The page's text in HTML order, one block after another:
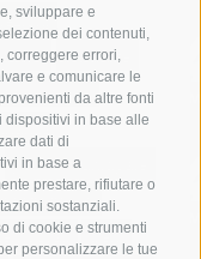
sviluppare e
dei contenuti,
errori,
e comunicare le
da altre fonti
dispositivi in base alle
dati di
in base a
prestare, rifiutare o
sostanziali.
di cookie e strumenti
personalizzare le tue
incidente
lubrense
polizia municipale
sant'agnello
treni